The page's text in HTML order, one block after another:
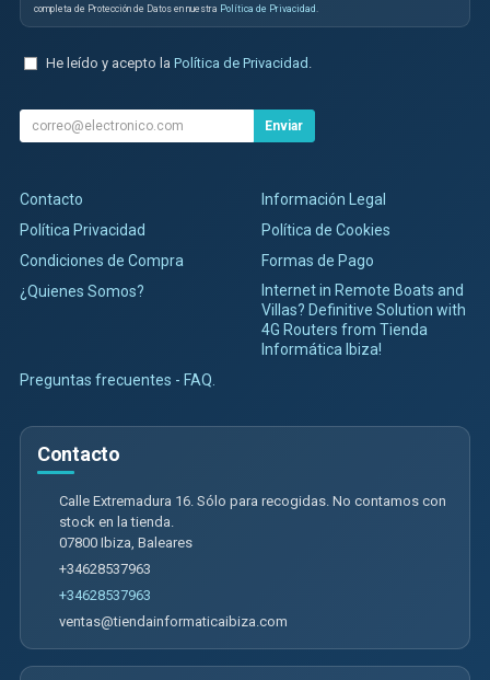
completa de Protección de Datos en nuestra Política de Privacidad
He leído y acepto la Política de Privacidad
Enviar
Contacto
Información Legal
Política Privacidad
Política de Cookies
Condiciones de Compra
Formas de Pago
¿Quienes Somos?
Internet in Remote Boats and
Villas? Definitive Solution with
4G Routers from Tienda
Informática Ibiza!
Preguntas frecuentes - FAQ.
Contacto
Calle Extremadura 16. Sólo para recogidas. No contamos con
stock en la tienda.
07800 Ibiza Baleares
+34628537963
+34628537963
ventas@tiendainformaticaibiza.com